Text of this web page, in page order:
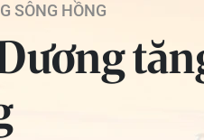
SÔNG HỒNG